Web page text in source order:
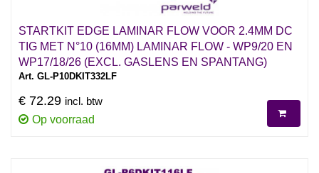
STARTKIT EDGE LAMINAR FLOW VOOR 2.4MM DC
TIG MET N°10 (16MM) LAMINAR FLOW - WP9/20 EN
WP17/18/26 (EXCL. GASLENS EN SPANTANG)
Art. GL-P10DKIT332LF
€ 72.29 incl. btw
Op voorraad